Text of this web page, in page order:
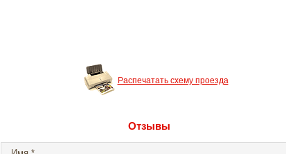
Распечатать схему проезда
Отзывы